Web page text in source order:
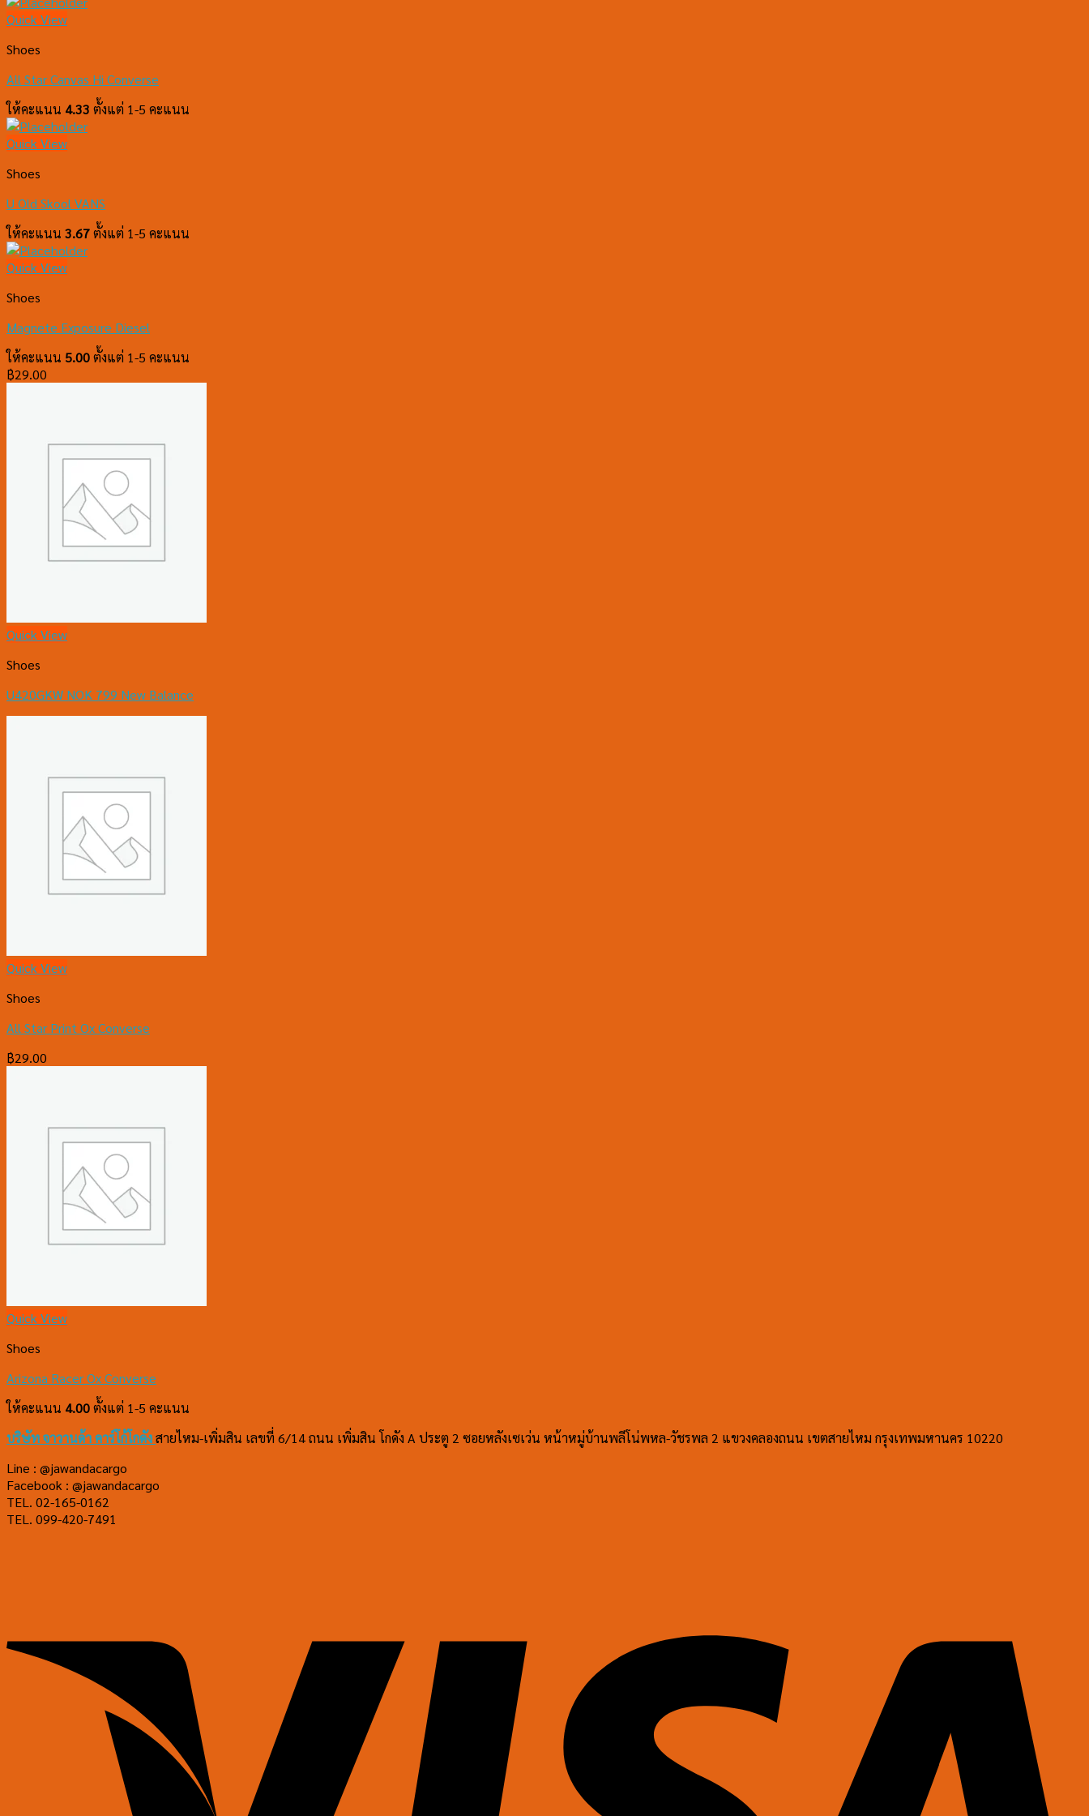
Quick View
Shoes
All Star Canvas Hi Converse
ให้คะแนน 4.33 ตั้งแต่ 1-5 คะแนน
Quick View
Shoes
U Old Skool VANS
ให้คะแนน 3.67ตั้งแต่ 1-5 คะแนน
Quick View
Shoes
Magnete Exposure Diesel
ให้คะแนน 5.00ตั้งแต่ 1-5 คะแนน
฿29.00
Quick View
Shoes
U420GKW NOK 799 New Balance
Quick View
Shoes
All Star Print Ox Converse
฿29.00
Quick View
Shoes
Arizona Racer Ox Converse
ให้คะแนน 4.00ตั้งแต่ 1-5 คะแนน
บริษัท จาวานด้า คาร์โก้โกดังสายไหม-เพิ่มสิน เลขที่ 6/14 ถนน เพิ่มสิน โกดัง A ประตู 2 ซอยหลังเซเว่น หน้าหมู่บ้านพลีโน่พหล-วัชรพล 2 แขวงคลองถนน เขตสายไหม กรุงเทพมหานคร 10220
Line : @jawandacargo
Facebook : @jawandacargo
TEL. 02-165-0162
TEL. 099-420-7491